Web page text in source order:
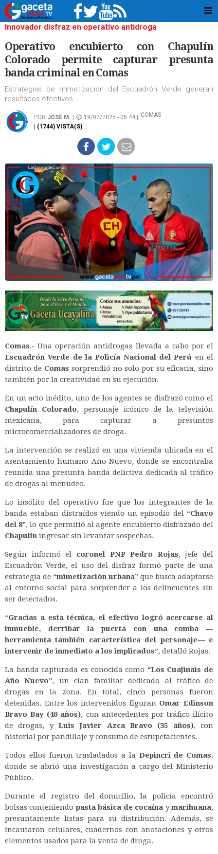
Innovador disfraz en operativo antidroga
Operativo encubierto con Chapulín
Colorado permite capturar presunta
banda criminal en Comas
Estrategias de mimetización del Escuadrón Verde generan
resultados efectivos.
POR JOSÉ M. 19/07/2025 - 05:44 |
COMAS
| (1744) VISTA(S)
Comas.- Una operación antidrogas llevada a cabo por el
Escuadrón Verde de la Policía Nacional del Perú en el
distrito de Comas sorprendió no solo por su eficacia, sino
también por la creatividad en su ejecución.
En un acto inédito, uno de los agentes se disfrazó como el
Chapulín Colorado, personaje icónico de la televisión
mexicana, para capturar a presuntos
microcomercializadores de droga.
La intervención se realizó en una vivienda ubicada en el
asentamiento humano Año Nuevo, donde se encontraba
reunida una presunta banda delictiva dedicada al tráfico
de drogas al menudeo.
Lo insólito del operativo fue que los integrantes de la
banda estaban distraídos viendo un episodio del “Chavo
del 8”, lo que permitió al agente encubierto disfrazado del
Chapulín ingresar sin levantar sospechas.
Según informó el coronel PNP Pedro Rojas, jefe del
Escuadrón Verde, el uso del disfraz formó parte de una
estrategia de “mimetización urbana” que busca adaptarse
al entorno social para sorprender a los delincuentes sin
ser detectados.
“Gracias a esta técnica, el efectivo logró acercarse al
inmueble, derribar la puerta con una comba —
herramienta también característica del personaje— e
intervenir de inmediato a los implicados”, detalló Rojas.
La banda capturada es conocida como “Los Cuajinais de
Año Nuevo”, un clan familiar dedicado al tráfico de
drogas en la zona. En total, cinco personas fueron
detenidas. Entre los intervenidos figuran Omar Edinson
Bravo Bay (40 años), con antecedentes por tráfico ilícito
de drogas, y Luis Javier Azca Bravo (35 años), con
historial por pandillaje y consumo de estupefacientes.
Todos ellos fueron trasladados a la Depincri de Comas,
donde se abrió una investigación a cargo del Ministerio
Público.
Durante el registro del domicilio, la policía encontró
bolsas conteniendo pasta básica de cocaína ymarihuana,
presuntamente listas para su distribución. Además, se
incautaron celulares, cuadernos con anotaciones y otros
elementos usados para la venta de droga.